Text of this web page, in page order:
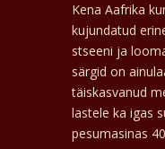
Kena Aafrika
kujundatud
stseeni ja
särgid on
täiskasvanud
lastele ka igas
pesumasinas